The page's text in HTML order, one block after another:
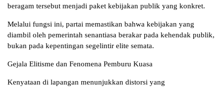
beragam tersebut menjadi paket kebijakan publik yang konkret.
Melalui fungsi ini, partai memastikan bahwa kebijakan yang
diambil oleh pemerintah senantiasa berakar pada kehendak publik,
bukan pada kepentingan segelintir elite semata.
Gejala Elitisme dan Fenomena Pemburu Kuasa
Kenyataan di lapangan menunjukkan distorsi yang